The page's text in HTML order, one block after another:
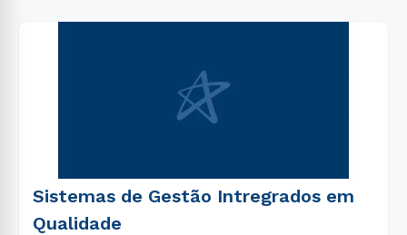
Sistemas de Gestão Intregrados em
Qualidade